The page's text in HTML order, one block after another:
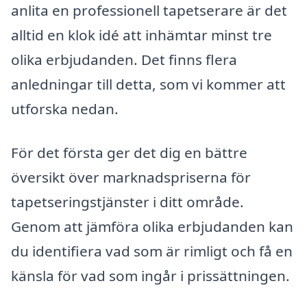
anlita en professionell tapetserare är det
alltid en klok idé att inhämtar minst tre
olika erbjudanden. Det finns flera
anledningar till detta, som vi kommer att
utforska nedan.
För det första ger det dig en bättre
översikt över marknadspriserna för
tapetseringstjänster i ditt område.
Genom att jämföra olika erbjudanden kan
du identifiera vad som är rimligt och få en
känsla för vad som ingår i prissättningen.